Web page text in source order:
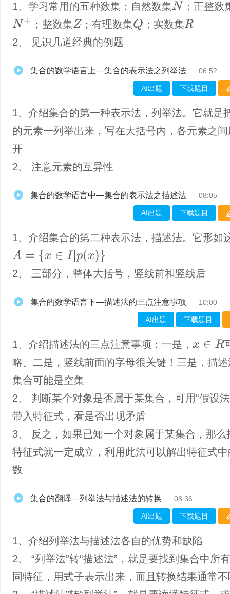
1、学习常用的五种数集：自然数集 N ；正整数
N+ ；整数集 Z ；有理数集Q ；实数集 R
2、 见识几道经典的例题
集合的数学语言上—集合的表示法之列举法 06:52
AI出题 下载题目
1、介绍集合的第一种表示法，列举法。它就是
的元素一列举出来，写在大括号内，各元素之
开
2、 注意元素的互异性
集合的数学语言中—集合的表示法之描述法 08:05
AI出题 下载题目
1、介绍集合的第二种表示法，描述法。它形如
A= x∈I p( x)}
2、 三部分，整体大括号，竖线前和竖线后
集合的数学语言下—描述法的三点注意事项 10:00
AI出题 下载题目
1、​介绍描述法的三点注意事项：一是， x∈ R
略。二是，竖线前面的字母很关键！三是，描
集合可能是空集
2、 判断某个对象是否属于某集合，可用“假设
带入特征式，看是否出现矛盾
3、 反之，如果已知一个对象属于某集合，那么
特征式就一定成立，利用此法可以解出特征式
数
集合的翻译—列举法与描述法的转换 08:36
AI出题 下载题目
1、介绍列举法与描述法各自的优势和缺陷
2、 “列举法”转“描述法”，就是要找到集合中所
同特征，用式子表示出来，而且转换结果通常